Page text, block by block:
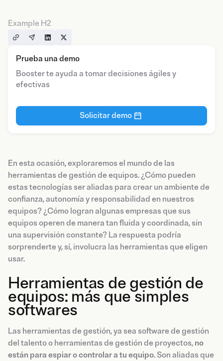
Example H2
Prueba una demo
Booster te ayuda a tomar decisiones ágiles y
efectivas
Solicitar demo
En esta ocasión, exploraremos el mundo de las
herramientas de gestión de equipos. ¿Cómo pueden
estas tecnologías ser aliadas para crear un ambiente de
confianza, autonomía y responsabilidad en nuestros
equipos? ¿Cómo logran algunas empresas que sus
equipos operen de manera tan fluida y coordinada, sin
una supervisión constante? La respuesta podría
sorprenderte y, sí, involucra las herramientas que eligen
usar.
Herramientas de gestión de
equipos: más que simples
softwares
Las herramientas de gestión, ya sea software de gestión
del talento o herramientas de gestión de proyectos, no
están para espiar o controlar a tu equipo. Son aliadas que